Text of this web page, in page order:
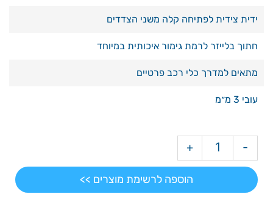
ידית צידית לפתיחה קלה משני הצדדים
חתוך בלייזר לרמת גימור איכותית במיוחד
מתאים למדרך כלי רכב פרטיים
עובי 3 מ״מ
-
+
הוספה לרשימת מוצרים >>